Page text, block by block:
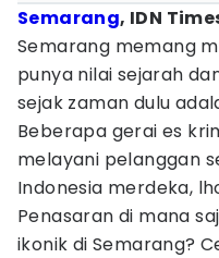
Semarang, IDN
Semarang memang
punya nilai sejarah
sejak zaman dulu
Beberapa gerai es
melayani pelanggan
Indonesia merdeka,
Penasaran di mana
ikonik di Semarang?